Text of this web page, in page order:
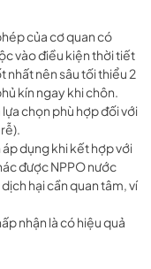
của cơ quan có
vào điều kiện thời tiết
nhất nên sâu tối thiểu 2
kín ngay khi chôn.
chọn phù hợp đối với
dụng khi kết hợp với
được NPPO nước
hại cần quan tâm, ví
nhận là có hiệu quả